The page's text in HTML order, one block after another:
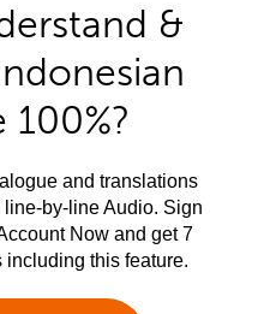
&
and translations
by-line Audio. Sign
Now and get 7
including this feature.